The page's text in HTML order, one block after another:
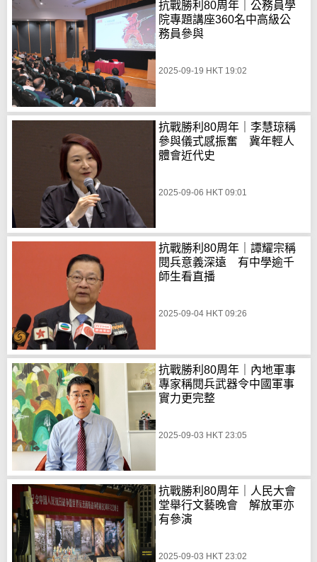
抗戰勝利80周年｜公務員學
院專題講座360名中高級公
務員參與
2025-09-19 HKT 19:02
抗戰勝利80周年｜李慧琼稱
參與儀式感振奮 冀年輕人
體會近代史
2025-09-06 HKT 09:01
抗戰勝利80周年｜譚耀宗稱
閱兵意義深遠 有中學逾千
師生看直播
2025-09-04 HKT 09:26
抗戰勝利80周年｜內地軍事
專家稱閱兵武器令中國軍事
實力更完整
2025-09-03 HKT 23:05
抗戰勝利80周年｜人民大會
堂舉行文藝晚會 解放軍亦
有參演
2025-09-03 HKT 23:02